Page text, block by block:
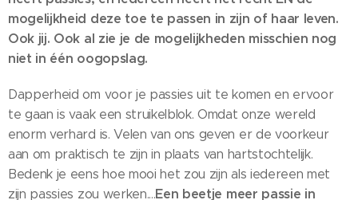
mogelijkheid deze toe te passen in zijn of haar leven.
Ook jij. Ook al zie je de mogelijkheden misschien nog
niet in één oogopslag.
Dapperheid om voor je passies uit te komen en ervoor
te gaan is vaak een struikelblok. Omdat onze wereld
enorm verhard is. Velen van ons geven er de voorkeur
aan om praktisch te zijn in plaats van hartstochtelijk.
Bedenk je eens hoe mooi het zou zijn als iedereen met
zijn passies zou werken....Een beetje meer passie in